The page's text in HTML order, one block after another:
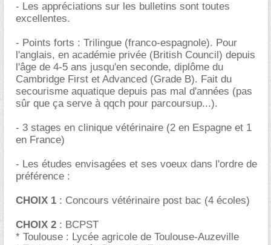
- Les appréciations sur les bulletins sont toutes
excellentes.
- Points forts : Trilingue (franco-espagnole). Pour
l'anglais, en académie privée (British Council) depuis
l'âge de 4-5 ans jusqu'en seconde, diplôme du
Cambridge First et Advanced (Grade B). Fait du
secourisme aquatique depuis pas mal d'années (pas
sûr que ça serve à qqch pour parcoursup...).
- 3 stages en clinique vétérinaire (2 en Espagne et 1
en France)
- Les études envisagées et ses voeux dans l'ordre de
préférence :
CHOIX 1 : Concours vétérinaire post bac (4 écoles)
CHOIX 2 : BCPST
* Toulouse : Lycée agricole de Toulouse-Auzeville